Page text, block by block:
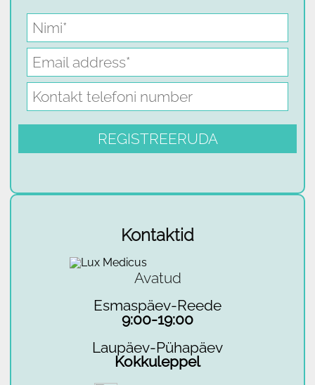
Kontaktid
Avatud
Esmaspäev-Reede
9:00-19:00
Laupäev-Pühapäev
Kokkuleppel